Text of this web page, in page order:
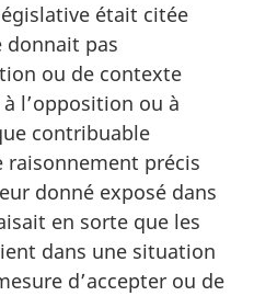
était citée
donnait pas
ou de contexte
l’opposition ou à
contribuable
raisonnement précis
donné exposé dans
en sorte que les
dans une situation
d’accepter ou de